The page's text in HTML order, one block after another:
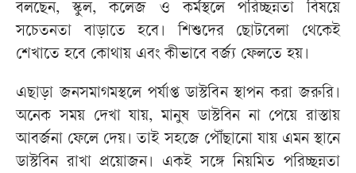
বলছেন, স্কুল, কলেজ ও কর্মস্থলে পরিচ্ছন্নতা বিষয়ে
সচেতনতা বাড়াতে হবে। শিশুদের ছোটবেলা থেকেই
শেখাতে হবে কোথায় এবং কীভাবে বর্জ্য ফেলতে হয়।
এছাড়া জনসমাগমস্থলে পর্যাপ্ত ডাস্টবিন স্থাপন করা জরুরি।
অনেক সময় দেখা যায়, মানুষ ডাস্টবিন না পেয়ে রাস্তায়
আবর্জনা ফেলে দেয়। তাই সহজে পৌঁছানো যায় এমন স্থানে
ডাস্টবিন রাখা প্রয়োজন। একই সঙ্গে নিয়মিত পরিচ্ছন্নতা